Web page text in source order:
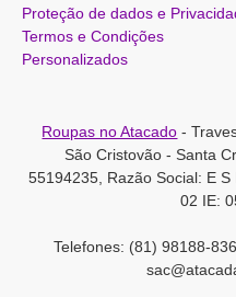
Proteção de dados e
Termos e Condições
Personalizados
Roupas no Atacado -
São Cristovão - Santa
55194235, Razão Social: E
02 IE:
Telefones: (81) 98188-